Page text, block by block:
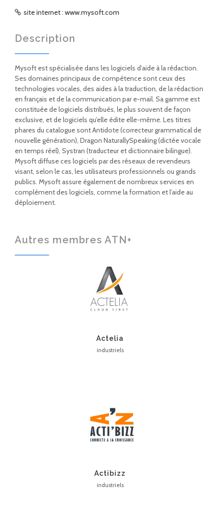
site internet : www.mysoft.com
Description
Mysoft est spécialisée dans les logiciels d’aide à la rédaction.
Ses domaines principaux de compétence sont ceux des
technologies vocales, des aides à la traduction, de la rédaction
en français et de la communication par e-mail. Sa gamme est
constituée de logiciels distribués, le plus souvent de façon
exclusive, et de logiciels qu’elle édite elle-même. Les titres
phares du catalogue sont Antidote (correcteur grammatical de
nouvelle génération), Dragon NaturallySpeaking (dictée vocale
en temps réel), Systran (traducteur et dictionnaire bilingue).
Mysoft diffuse ces logiciels par des réseaux de revendeurs
visant, selon le cas, les utilisateurs professionnels ou grands
publics. Mysoft assure également de nombreux services en
complément des logiciels, comme la formation et l’aide au
déploiement.
Autres membres ATN+
Actelia
industriels
Actibizz
industriels